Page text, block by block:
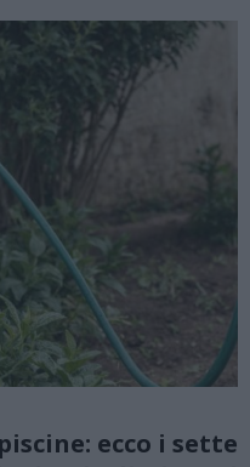
ecco i sette